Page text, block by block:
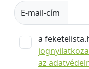
E-mail-cím
a
az